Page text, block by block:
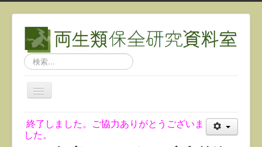
検
索...
ナ
ビ
ー
シ
終了しました。ご協力ありがとうございま
した。